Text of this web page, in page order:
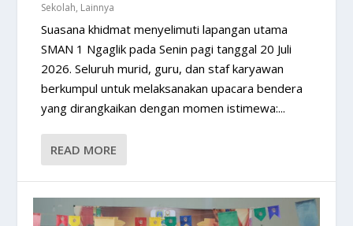
Sekolah, Lainnya
Suasana khidmat menyelimuti lapangan utama
SMAN 1 Ngaglik pada Senin pagi tanggal 20 Juli
2026. Seluruh murid, guru, dan staf karyawan
berkumpul untuk melaksanakan upacara bendera
yang dirangkaikan dengan momen istimewa:...
READ MORE